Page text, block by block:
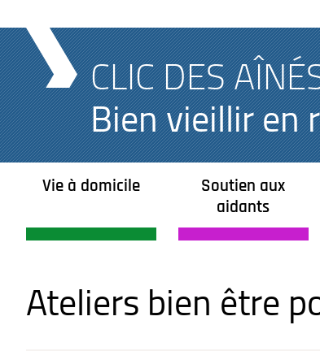
CLIC DES
Bien vieillir en
Vie à domicile
Soutien aux
aidants
Ateliers bien être